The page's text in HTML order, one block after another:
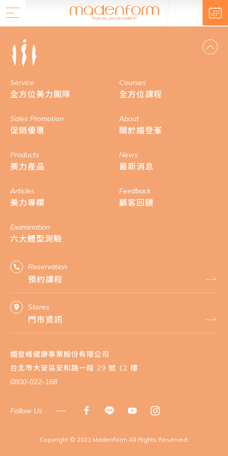
Service
全方位美力團隊
Courses
全方位課程
Sales Promotion
促銷優惠
About
關於媚登峯
Products
美力產品
News
最新消息
Articles
美力專欄
Feedback
顧客回饋
Examination
六大體型測驗
Reservation
預約課程
Stores
門市資訊
媚登峰健康事業股份有限公司
台北市大安區安和路一段 29 號 12 樓
0800-022-168
Follow Us
​Copyright © 2021 Madenform All Rights Reserved.